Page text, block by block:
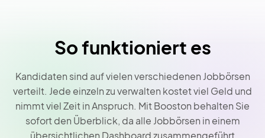
So funktioniert es
Kandidaten sind auf vielen verschiedenen Jobbörsen
verteilt. Jede einzeln zu verwalten kostet viel Geld und
nimmt viel Zeit in Anspruch. Mit Booston behalten Sie
sofort den Überblick, da alle Jobbörsen in einem
übersichtlichen Dashboard zusammengeführt